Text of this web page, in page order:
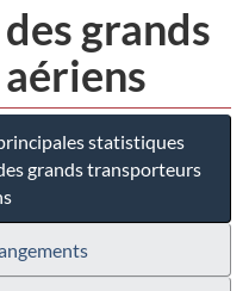
grands
statistiques
grands transporteurs